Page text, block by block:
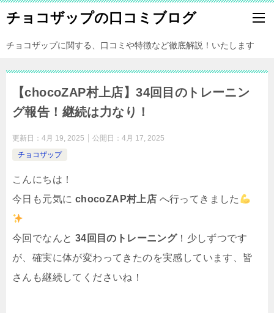
チョコザップの口コミブログ
チョコザップに関する、口コミや特徴など徹底解説！いたします
【chocoZAP村上店】34回目のトレーニン
グ報告！継続は力なり！
更新日： 4月 19, 2025 公開日： 4月 17, 2025
チョコザップ
こんにちは！
今日も元気に chocoZAP村上店 へ行ってきました
今回でなんと 34回目のトレーニング！少しずつです
が、確実に体が変わってきたのを実感しています、皆
さんも継続してくださいね！